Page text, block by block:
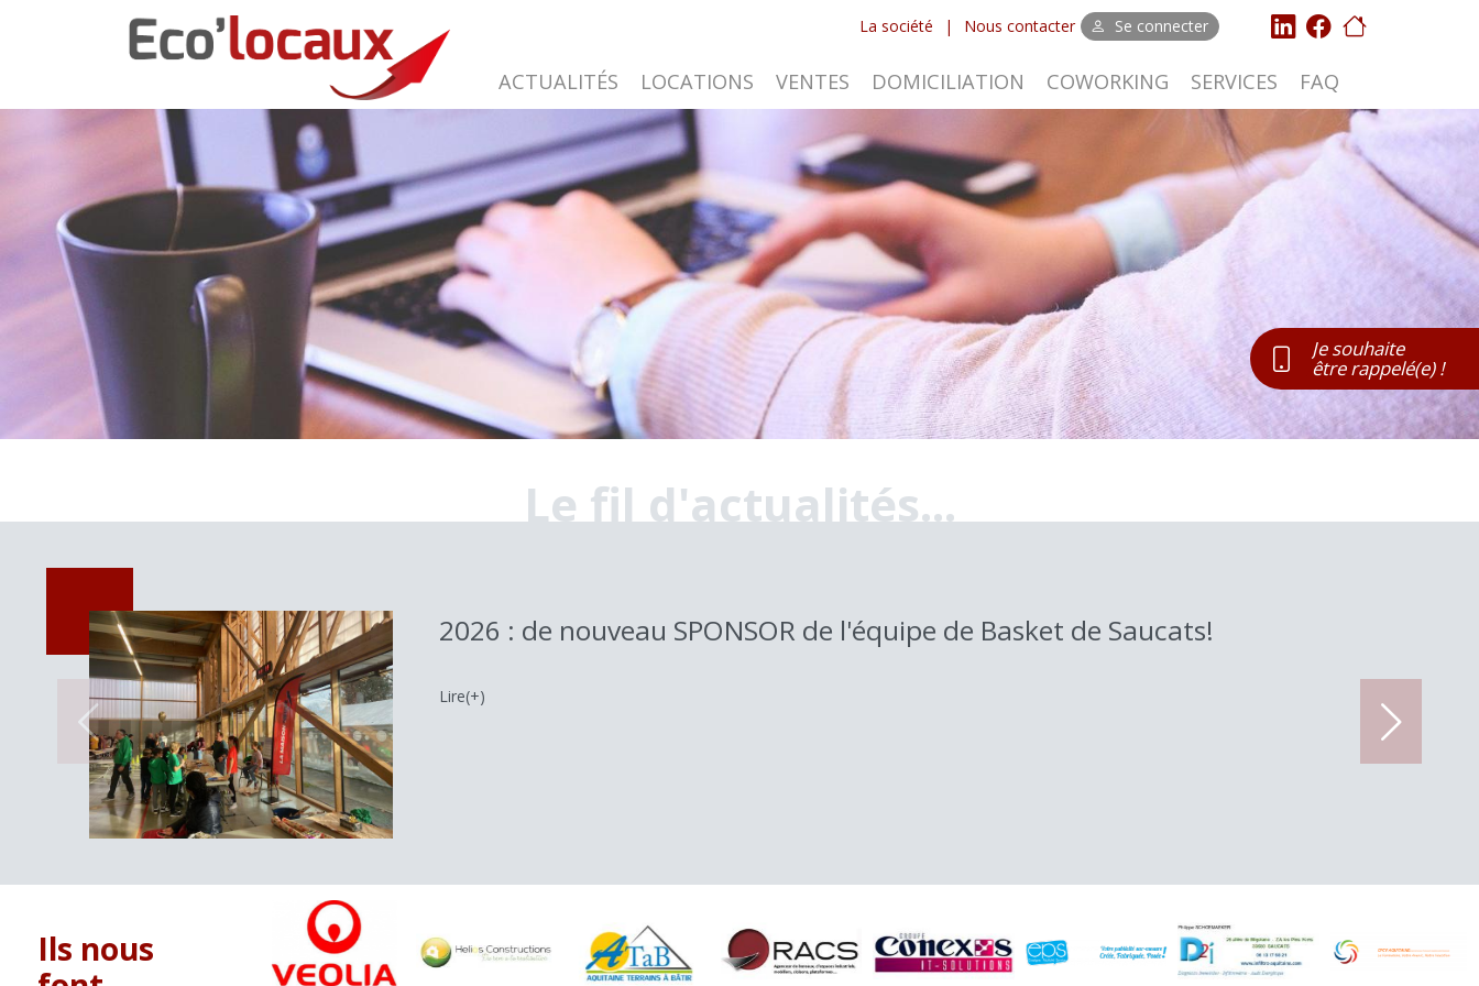
La société | Nous contacter Se connecter
ACTUALITÉS LOCATIONS VENTES DOMICILIATION COWORKING SERVICES FAQ
Le fil d'actualités...
2026 : de nouveau SPONSOR de l'équipe de Basket de Saucats!
Lire(+)
Ils nous